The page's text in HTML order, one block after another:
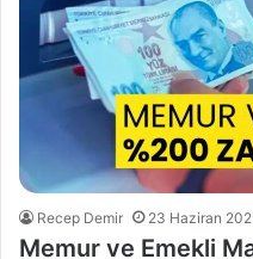
Recep Demir 23 Haziran
Memur ve Emekli